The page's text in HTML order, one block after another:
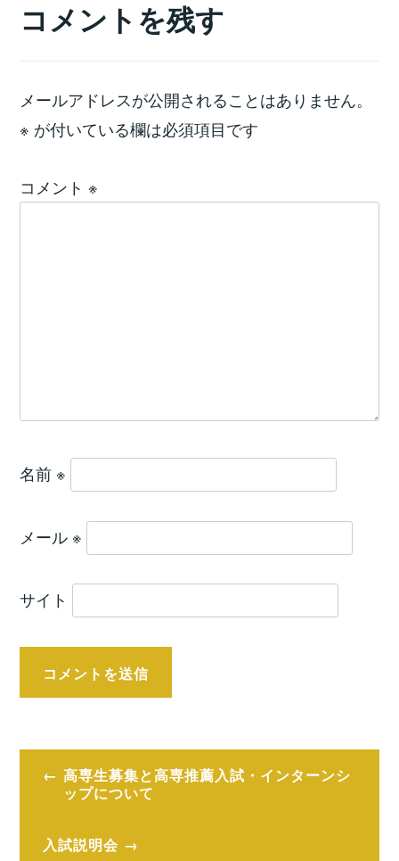
コメントを残す
メールアドレスが公開されることはありません。
※ が付いている欄は必須項目です
コメント ※
名前 ※
メール ※
サイト
投
ナ
高専生募集と高専推薦入試・インターンシ
ップについて
入試説明会